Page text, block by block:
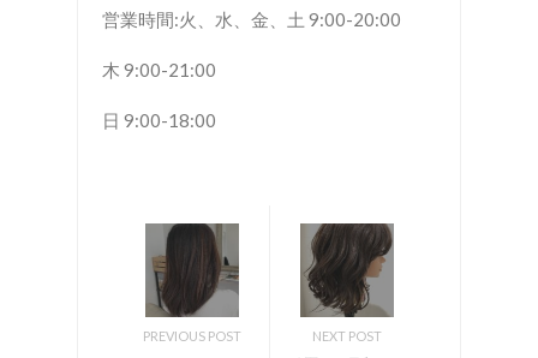
営業時間:火、水、金、土 9:00-20:00
木 9:00-21:00
日 9:00-18:00
PREVIOUS POST NEXT POST